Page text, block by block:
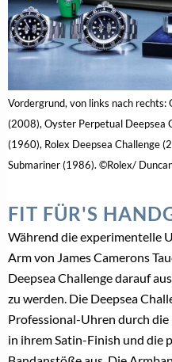
Vordergrund, von links nach
(2008), Oyster Perpetual Deepsea
(1960), Rolex Deepsea Challenge
Submariner (1986). ©Rolex/
FIT FÜR'S
Während die experimentelle
Arm von James Camerons
Deepsea Challenge darauf
zu werden. Die Deepsea
Professional-Uhren durch
in ihrem Satin-Finish und die